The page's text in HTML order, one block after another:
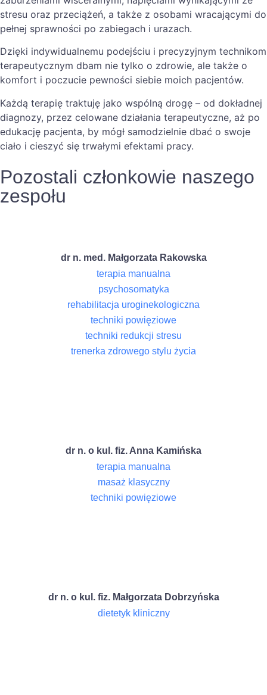
stresu oraz przeciążeń, a także z osobami wracającymi do
pełnej sprawności po zabiegach i urazach.
Dzięki indywidualnemu podejściu i precyzyjnym technikom
terapeutycznym dbam nie tylko o zdrowie, ale także o
komfort i poczucie pewności siebie moich pacjentów.
Każdą terapię traktuję jako wspólną drogę – od dokładnej
diagnozy, przez celowane działania terapeutyczne, aż po
edukację pacjenta, by mógł samodzielnie dbać o swoje
ciało i cieszyć się trwałymi efektami pracy.
Pozostali członkowie naszego
zespołu
dr n. med. Małgorzata Rakowska
terapia manualna
psychosomatyka
rehabilitacja uroginekologiczna
techniki powięziowe
techniki redukcji stresu
trenerka zdrowego stylu życia
dr n. o kul. fiz. Anna Kamińska
terapia manualna
masaż klasyczny
techniki powięziowe
dr n. o kul. fiz. Małgorzata Dobrzyńska
dietetyk kliniczny